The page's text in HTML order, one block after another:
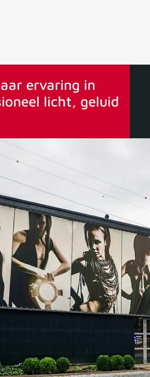
verstuurd
ervaring in
licht, geluid